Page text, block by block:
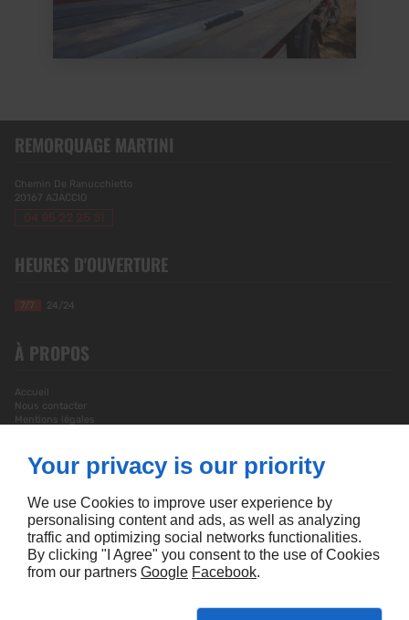
REMORQUAGE MARTINI
Chemin De Ranucchietto
20167 AJACCIO
04 95 22 25 31
HEURES D'OUVERTURE
7/7 24/24
À PROPOS
Accueil
Nous contacter
Mentions légales
SUIVEZ-NOUS
Your privacy is our priority
We use Cookies to improve user experience by
personalising content and ads, as well as analyzing
traffic and optimizing social networks functionalities.
By clicking "I Agree" you consent to the use of Cookies
from our partners Google Facebook.